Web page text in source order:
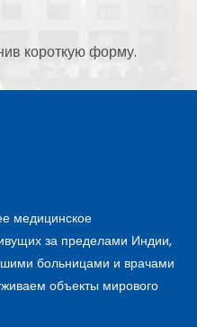
короткую форму.
медицинское
за пределами Индии,
больницами и врачами
объекты мирового